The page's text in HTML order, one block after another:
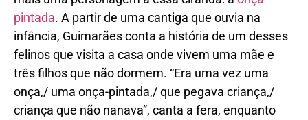
pintada. A partir de uma cantiga que ouvia na
infância, Guimarães conta a história de um desses
felinos que visita a casa onde vivem uma mãe e
três filhos que não dormem. “Era uma vez uma
onça,/ uma onça-pintada,/ que pegava criança,/
criança que não nanava”, canta a fera, enquanto